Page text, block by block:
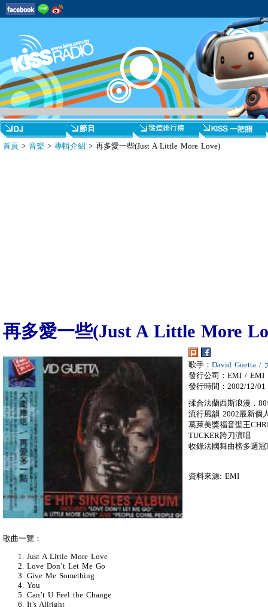
首頁 > 音樂 > 專輯介紹 > 再多愛一些(Just A Little More Love)
再多愛一些(Just A Little More
歌手： David Guetta /
發行公司：EMI / EMI
發行時間：2002/12/01
揉合法蘭西斯浪漫．
流行風韻 2002最新個
葛萊美獎福音聖王
TUCKER跨刀演唱
收錄法國舞曲榜多週
資料來源: EMI
歌曲一覽：
Just A Little More Love
Love Don’t Let Me Go
Give Me Something
You
Can’t U Feel the Change
It’s Allright